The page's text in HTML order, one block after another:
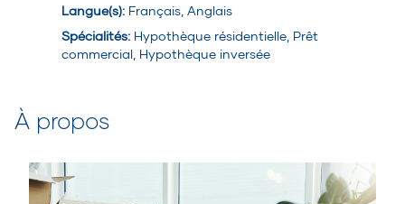
Langue(s): Français, Anglais
Spécialités: Hypothèque résidentielle, Prêt
commercial, Hypothèque inversée
À propos